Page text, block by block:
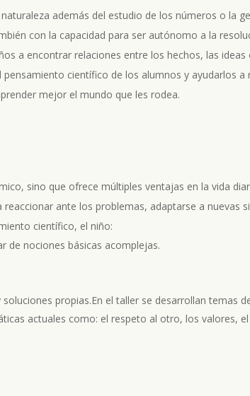
además del estudio de los números o la
con la capacidad para ser autónomo a la
a encontrar relaciones entre los hechos, las ideas
científico de los alumnos y ayudarlos a
mejor el mundo que les rodea.
sino que ofrece múltiples ventajas en la vida
ante los problemas, adaptarse a nuevas
científico, el niño:
de nociones básicas acomplejas.
propias.En el taller se desarrollan temas
actuales como: el respeto al otro, los valores,